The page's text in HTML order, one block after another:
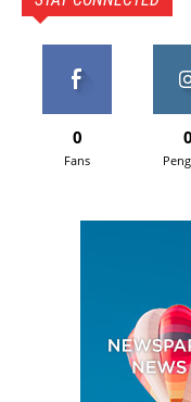
0
Fans
0